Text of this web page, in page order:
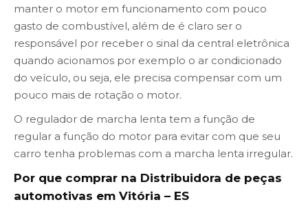
manter o motor em funcionamento com pouco
gasto de combustível, além de é claro ser o
responsável por receber o sinal da central eletrônica
quando acionamos por exemplo o ar condicionado
do veículo, ou seja, ele precisa compensar com um
pouco mais de rotação o motor.
O regulador de marcha lenta tem a função de
regular a função do motor para evitar com que seu
carro tenha problemas com a marcha lenta irregular.
Por que comprar na Distribuidora de peças
automotivas em Vitória – ES